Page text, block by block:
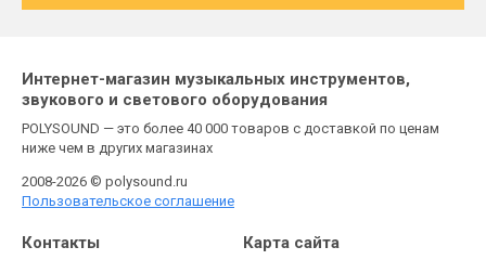
Интернет-магазин музыкальных инструментов,
звукового и светового оборудования
POLYSOUND — это более 40 000 товаров с доставкой по ценам
ниже чем в других магазинах
2008-2026 © polysound.ru
Пользовательское соглашение
Контакты Карта сайта